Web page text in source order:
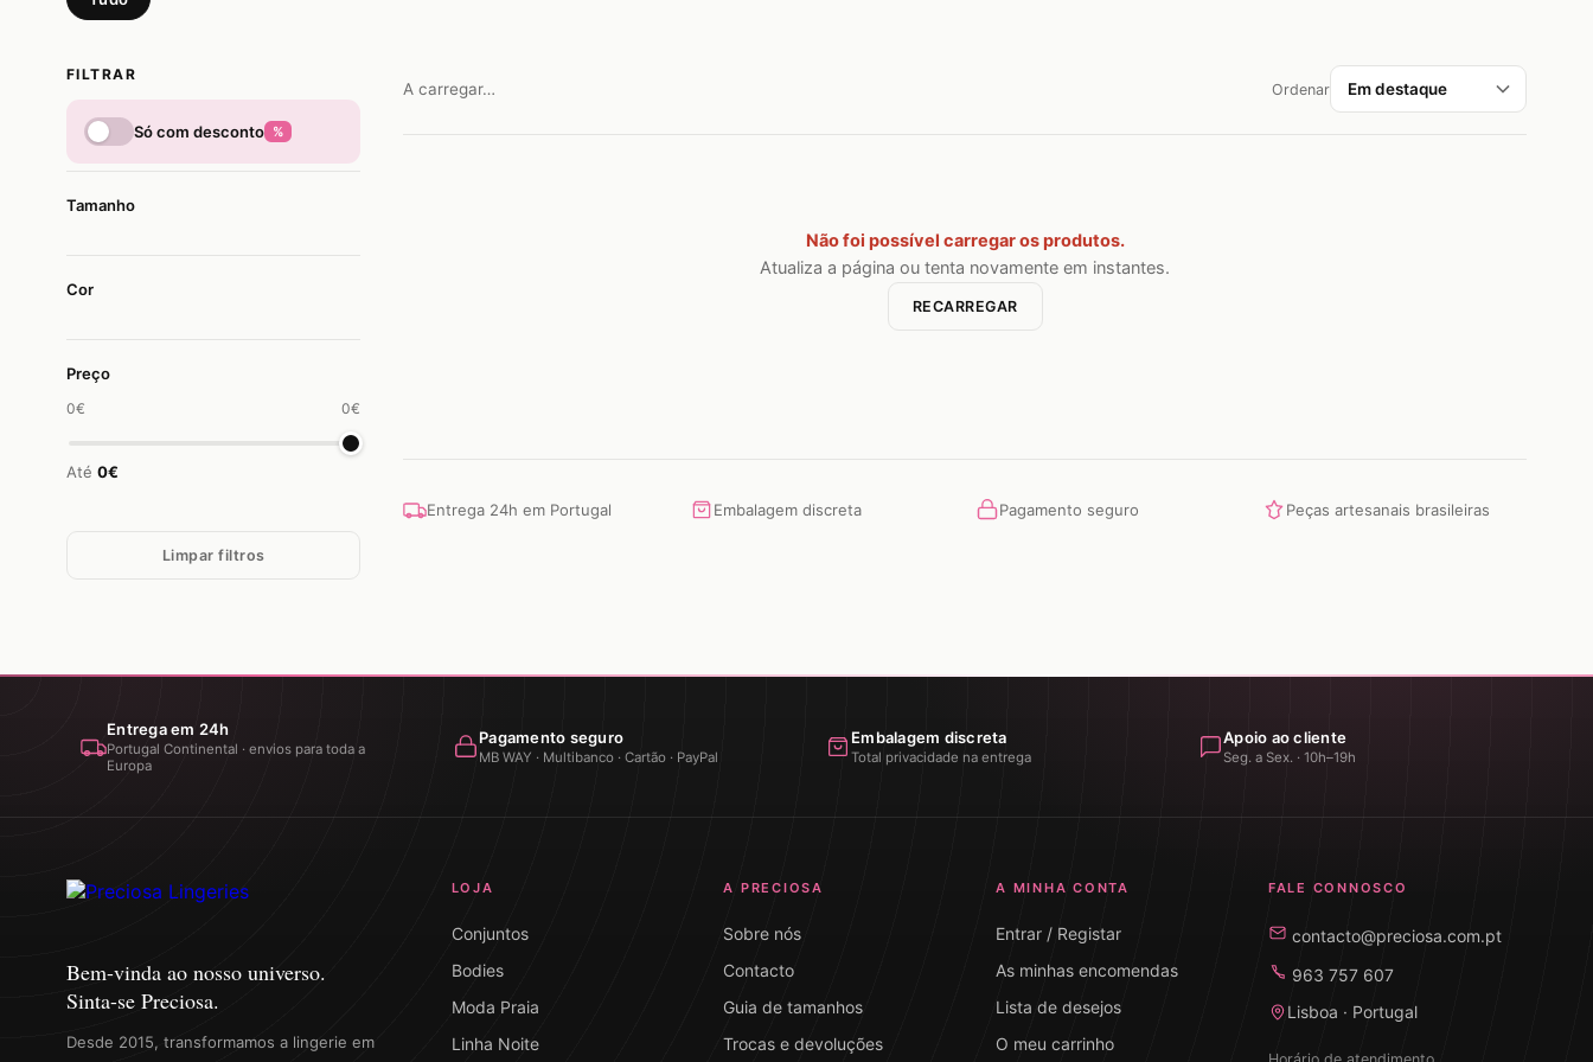
FILTRAR
Só com desconto %
Tamanho
Cor
Preço
0€ 0€
Até 0€
Limpar filtros
A carregar… Ordenar
Não foi possível carregar os produtos.
Atualiza a página ou tenta novamente em instantes.
RECARREGAR
Entrega 24h em Portugal Embalagem discreta Pagamento seguro Peças artesanais brasileiras
Entrega em 24h
Portugal Continental · envios para toda a
Europa
Pagamento seguro
MB WAY · Multibanco · Cartão · PayPal
Embalagem discreta
Total privacidade na entrega
Apoio ao cliente
Seg. a Sex. · 10h–19h
Bem-vinda ao nosso universo.
Sinta-se Preciosa.
Desde 2015, transformamos a lingerie em
LOJA
Conjuntos
Bodies
Moda Praia
Linha Noite
A PRECIOSA
Sobre nós
Contacto
Guia de tamanhos
Trocas e devoluções
A MINHA CONTA
Entrar / Registar
As minhas encomendas
Lista de desejos
O meu carrinho
FALE CONNOSCO
contacto@preciosa.com.pt
963 757 607
Lisboa · Portugal